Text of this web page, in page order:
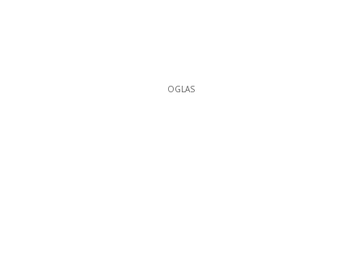
OGLAS